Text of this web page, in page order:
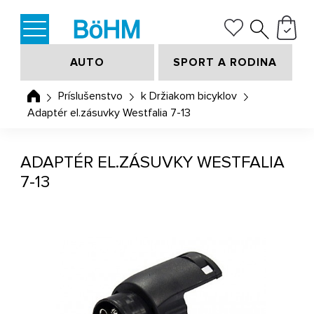
AUTO SPORT A RODINA
Príslušenstvo
k Držiakom bicyklov
Adaptér el.zásuvky Westfalia 7-13
ADAPTÉR EL.ZÁSUVKY WESTFALIA
7-13